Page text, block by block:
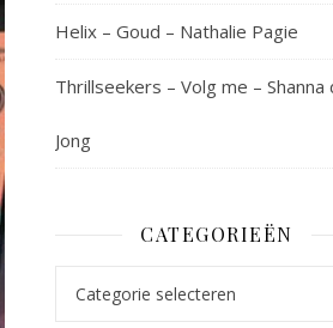
Helix – Goud – Nathalie Pagie
Thrillseekers – Volg me – Shanna
Jong
CATEGORIEËN